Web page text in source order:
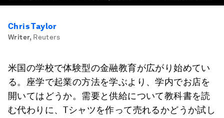
Chris Taylor
Writer, Reuters
米国の学校で体験型の金融教育が広がり始めてい
る。座学で起業の方法を学ぶより、学内でお店を
開いてはどうか。需要と供給について教科書を読
む代わりに、Tシャツを作って売れるかどうか試し